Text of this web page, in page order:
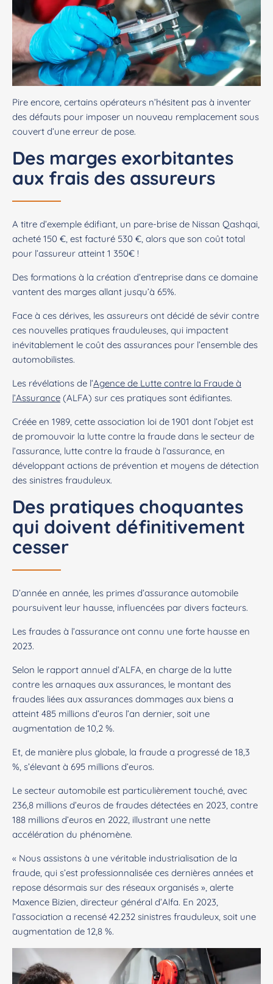
Pire encore, certains opérateurs n’hésitent pas à inventer
des défauts pour imposer un nouveau remplacement sous
couvert d’une erreur de pose.
Des marges exorbitantes
aux frais des assureurs
A titre d’exemple édifiant, un pare-brise de Nissan Qashqai,
acheté 150 €, est facturé 530 €, alors que son coût total
pour l’assureur atteint 1 350€ !
Des formations à la création d’entreprise dans ce domaine
vantent des marges allant jusqu’à 65%.
Face à ces dérives, les assureurs ont décidé de sévir contre
ces nouvelles pratiques frauduleuses, qui impactent
inévitablement le coût des assurances pour l’ensemble des
automobilistes.
Les révélations de l’Agence de Lutte contre la Fraude à
l’Assurance (ALFA) sur ces pratiques sont édifiantes.
Créée en 1989, cette association loi de 1901 dont l’objet est
de promouvoir la lutte contre la fraude dans le secteur de
l’assurance, lutte contre la fraude à l’assurance, en
développant actions de prévention et moyens de détection
des sinistres frauduleux.
Des pratiques choquantes
qui doivent définitivement
cesser
D’année en année, les primes d’assurance automobile
poursuivent leur hausse, influencées par divers facteurs.
Les fraudes à l’assurance ont connu une forte hausse en
2023.
Selon le rapport annuel d’ALFA, en charge de la lutte
contre les arnaques aux assurances, le montant des
fraudes liées aux assurances dommages aux biens a
atteint 485 millions d’euros l’an dernier, soit une
augmentation de 10,2 %.
Et, de manière plus globale, la fraude a progressé de 18,3
%, s’élevant à 695 millions d’euros.
Le secteur automobile est particulièrement touché, avec
236,8 millions d’euros de fraudes détectées en 2023, contre
188 millions d’euros en 2022, illustrant une nette
accélération du phénomène.
« Nous assistons à une véritable industrialisation de la
fraude, qui s’est professionnalisée ces dernières années et
repose désormais sur des réseaux organisés », alerte
Maxence Bizien, directeur général d’Alfa. En 2023,
l’association a recensé 42.232 sinistres frauduleux, soit une
augmentation de 12,8 %.